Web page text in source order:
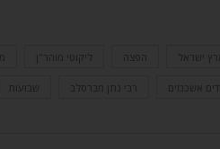
ישראל הפצה ליקוטי מוהר"ן
אשכנזים רבי נתן מברסלב שבועות